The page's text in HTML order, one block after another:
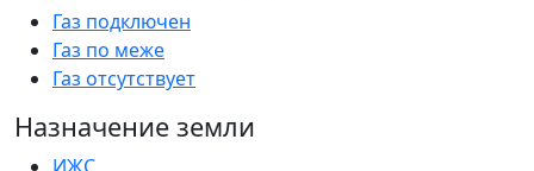
Газ подключен
Газ по меже
Газ отсутствует
Назначение земли